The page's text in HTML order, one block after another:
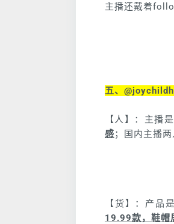
主播还戴着
五、
【人】：主播
感；国内主播两
【货】：产品
19.99款，鞋帽